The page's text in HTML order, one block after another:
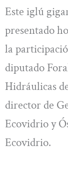
Este iglú
presentado
la
diputado
Hidráulicas
director de
Ecovidrio y
Ecovidrio.